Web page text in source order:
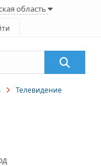
область
Телевидение